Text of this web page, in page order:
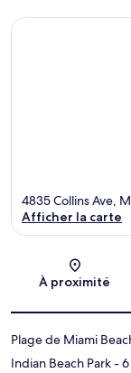
4835 Collins Ave,
Afficher la carte
À proximité
Plage de Miami
Indian Beach Park-